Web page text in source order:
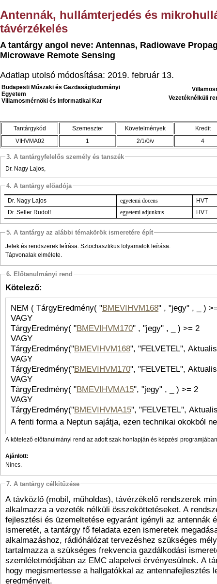
Antennák, hullámterjedés és
távérzékelés
A tantárgy angol neve: Antennas, Radiowave
Microwave Remote Sensing
Adatlap utolsó módosítása: 2019. február 13.
Budapesti Műszaki és Gazdaságtudományi
Egyetem
Villamosmérnöki és Informatikai Kar
Vezetéknélküli
Tantárgykód Szemeszter Követelmények
Kredit
VIHVMA02
1 2/1/0/v 4
3. A tantárgyfelelős személy és tanszék
Dr. Nagy Lajos,
4. A tantárgy előadója
Dr. Nagy Lajos egyetemi docens
HVT
Dr. Seller Rudolf
egyetemi adjunktus HVT
5. A tantárgy az alábbi témakörök ismeretére épít
Jelek és rendszerek leírása. Sztochasztikus folyamatok leírása.
Tápvonalak elmélete.
6. Előtanulmányi rend
Kötelező:
NEM ( TárgyEredmény( "BMEVIHVM168
" ,
VAGY
TárgyEredmény( "BMEVIHVM170
" , "jegy" , _ ) >= 2
VAGY
TárgyEredmény("BMEVIHVM168", "FELVETEL",
VAGY
TárgyEredmény("BMEVIHVM170", "FELVETEL",
VAGY
TárgyEredmény( "BMEVIHVMA15
", "jegy" , _ ) >= 2
VAGY
TárgyEredmény("BMEVIHVMA15", "FELVETEL",
A fenti forma a Neptun sajátja, ezen technikai okokból
A kötelező előtanulmányi rend az adott szak honlapján és képzési
Ajánlott:
Nincs.
7. A tantárgy célkitűzése
A távközlő (mobil, műholdas), távérzékelő rendszerek
alkalmazza a vezeték nélküli összeköttetéseket. A
fejlesztési és üzemeltetése egyaránt igényli az antennák
ismeretét, a tantárgy fő feladata ezen ismeretek
alkalmazáshoz, rádióhálózat tervezéshez szükséges
tartalmazza a szükséges frekvencia gazdálkodási
szemléletmódjában az EMC alapelvei érvényesülnek. A
hogy megismertesse a hallgatókkal az antennafejlesztés
eredményeit.